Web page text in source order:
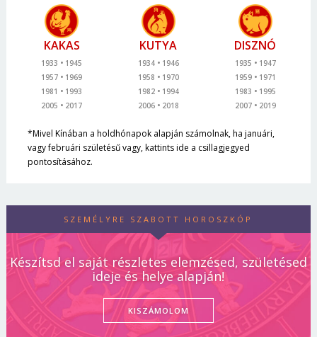
KAKAS
1933
1945
1957
1969
1981
1993
2005
2017
KUTYA
1934
1946
1958
1970
1982
1994
2006
2018
DISZNÓ
1935
1947
1959
1971
1983
1995
2007
2019
*Mivel Kínában a holdhónapok alapján számolnak, ha januári,
vagy februári születésű vagy, kattints ide a csillagjegyed
pontosításához.
SZEMÉLYRE SZABOTT HOROSZKÓP
Készítsd el saját részletes elemzésed, születésed
ideje és helye alapján!
KISZÁMOLOM